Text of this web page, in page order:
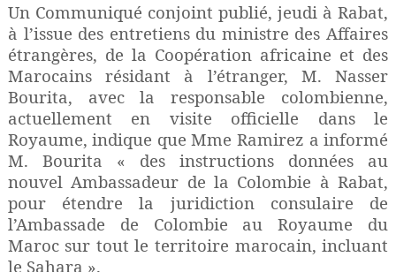
Un Communiqué conjoint publié, jeudi à Rabat,
à l’issue des entretiens du ministre des Affaires
étrangères, de la Coopération africaine et des
Marocains résidant à l’étranger, M. Nasser
Bourita, avec la responsable colombienne,
actuellement en visite officielle dans le
Royaume, indique que Mme Ramirez a informé
M. Bourita « des instructions données au
nouvel Ambassadeur de la Colombie à Rabat,
pour étendre la juridiction consulaire de
l’Ambassade de Colombie au Royaume du
Maroc sur tout le territoire marocain, incluant
le Sahara ».